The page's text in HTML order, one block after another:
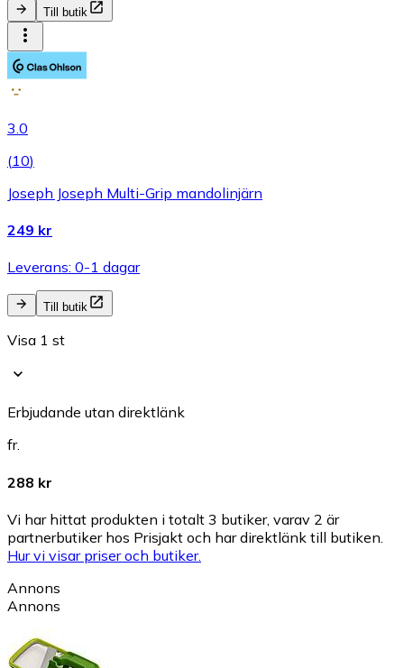
Till butik
3.0
(10)
Joseph Joseph Multi-Grip mandolinjärn
249 kr
Leverans: 0-1 dagar
Till butik
Visa 1 st
Erbjudande utan direktlänk
fr.
288 kr
Vi har hittat produkten i totalt 3 butiker, varav 2 är
partnerbutiker hos Prisjakt och har direktlänk till butiken.
Hur vi visar priser och butiker.
Annons
Annons